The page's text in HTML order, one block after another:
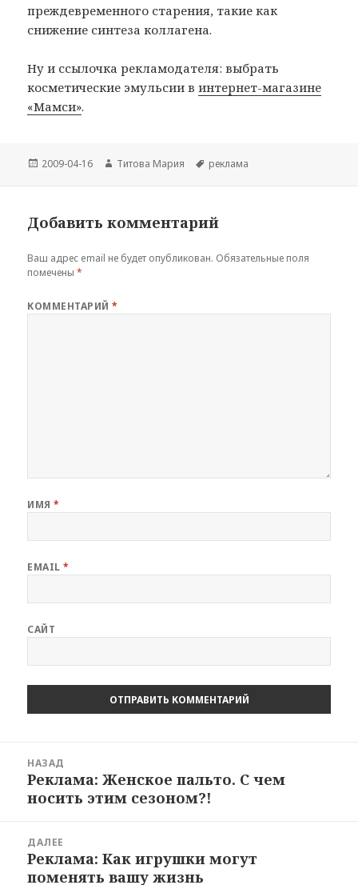
преждевременного старения, такие как
снижение синтеза коллагена.
Ну и ссылочка рекламодателя: выбрать
косметические эмульсии винтернет-магазине
«Мамси».
Опубликовано
2009-04-16 Автор
Титова Мария Метки
реклама
Добавить комментарий
Ваш адрес email не будет опубликован. Обязательные поля
помечены*
КОММЕНТАРИЙ*
ИМЯ*
EMAIL*
САЙТ
записям
НАЗАД
Предыдущая
запись:
Реклама: Женское пальто. С чем
носить этим сезоном?!
ДАЛЕЕ
Следующая
запись:
Реклама: Как игрушки могут
поменять вашу жизнь